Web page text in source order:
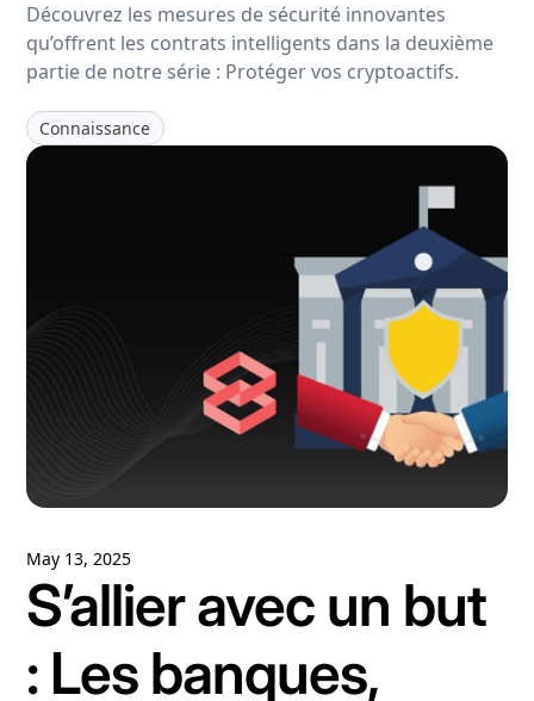
Découvrez les mesures de sécurité innovantes
qu’offrent les contrats intelligents dans la deuxième
partie de notre série : Protéger vos cryptoactifs.
Connaissance
May 13, 2025
S’allier avec un but
: Les banques,